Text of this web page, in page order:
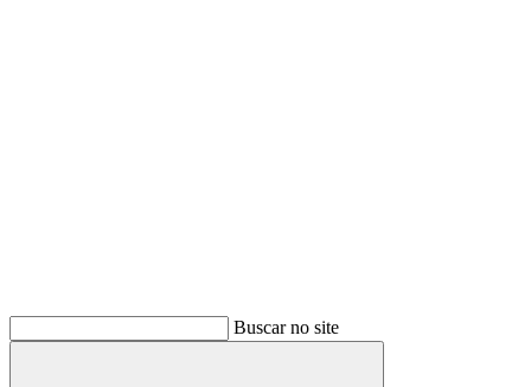
Buscar no site